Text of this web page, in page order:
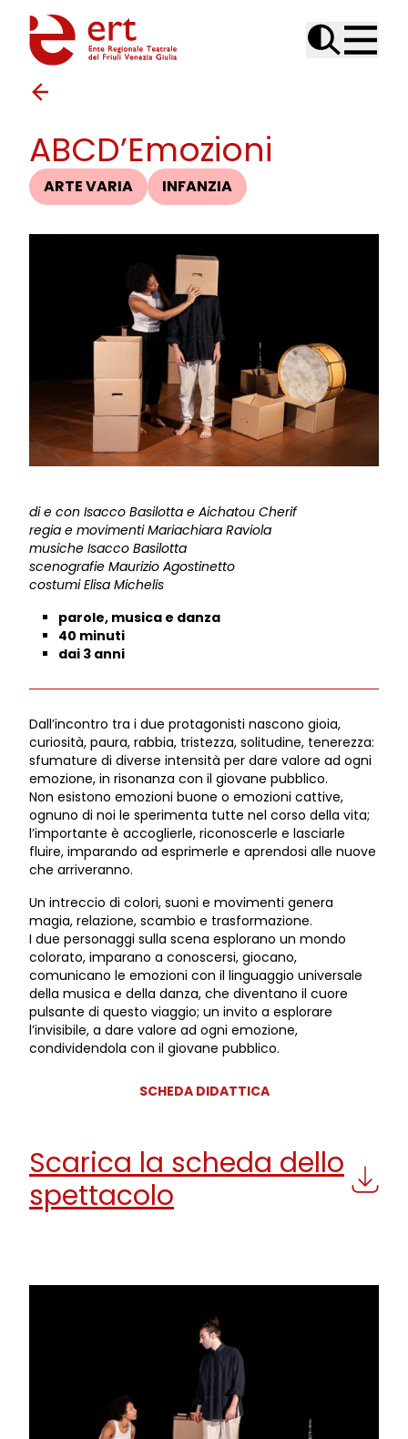
Skip to content
ABCD’Emozioni
ARTE VARIA INFANZIA
di e con Isacco Basilotta e Aichatou Cherif
regia e movimenti Mariachiara Raviola
musiche Isacco Basilotta
scenografie Maurizio Agostinetto
costumi Elisa Michelis
parole, musica e danza
40 minuti
dai 3 anni
Dall’incontro tra i due protagonisti nascono gioia,
curiosità, paura, rabbia, tristezza, solitudine, tenerezza:
sfumature di diverse intensità per dare valore ad ogni
emozione, in risonanza con il giovane pubblico.
Non esistono emozioni buone o emozioni cattive,
ognuno di noi le sperimenta tutte nel corso della vita;
l’importante è accoglierle, riconoscerle e lasciarle
fluire, imparando ad esprimerle e aprendosi alle nuove
che arriveranno.
Un intreccio di colori, suoni e movimenti genera
magia, relazione, scambio e trasformazione.
I due personaggi sulla scena esplorano un mondo
colorato, imparano a conoscersi, giocano,
comunicano le emozioni con il linguaggio universale
della musica e della danza, che diventano il cuore
pulsante di questo viaggio; un invito a esplorare
l’invisibile, a dare valore ad ogni emozione,
condividendola con il giovane pubblico.
SCHEDA DIDATTICA
Scarica la scheda dello
spettacolo